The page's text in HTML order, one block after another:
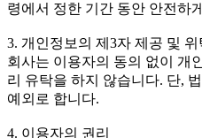
령에서 정한 기간 동안 안전하
3. 개인정보의 제3자 제공 및 위
회사는 이용자의 동의 없이 개
리 유탁을 하지 않습니다. 단,
예외로 합니다.
4. 이용자의 권리